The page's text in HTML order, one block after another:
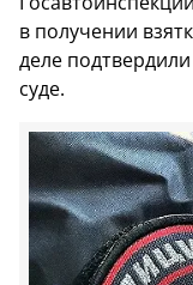
в получении
деле
суде.